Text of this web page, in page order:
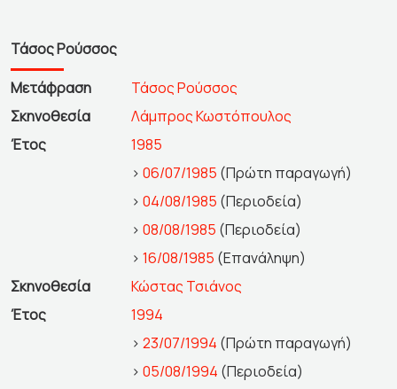
Τάσος Ρούσσος
Μετάφραση
Τάσος Ρούσσος
Σκηνοθεσία
Λάμπρος Κωστόπουλος
Έτος
1985
> 06/07/1985 (Πρώτη παραγωγή)
> 04/08/1985 (Περιοδεία)
> 08/08/1985 (Περιοδεία)
> 16/08/1985 (Επανάληψη)
Σκηνοθεσία
Κώστας Τσιάνος
Έτος
1994
> 23/07/1994 (Πρώτη παραγωγή)
> 05/08/1994 (Περιοδεία)